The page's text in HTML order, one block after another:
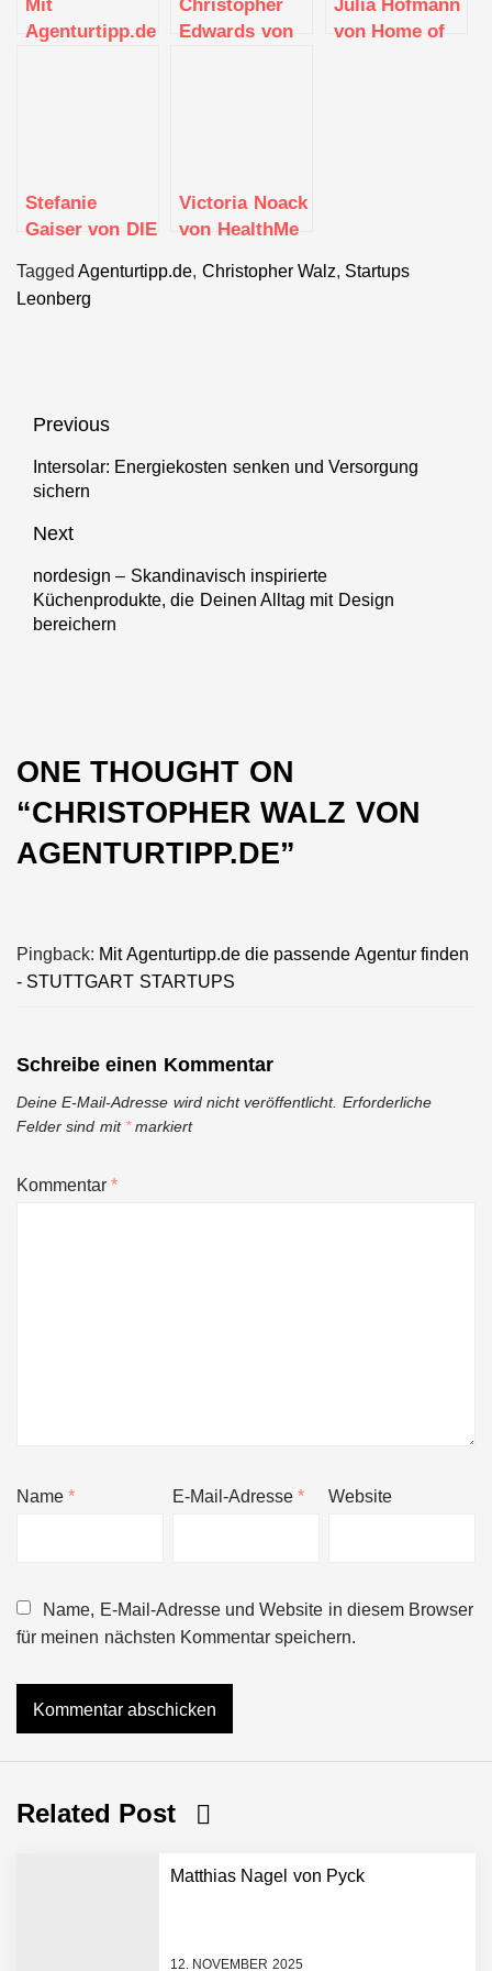
Agenturtipp.de
Edwards von
von Home of
Stefanie
Gaiser von DIE
Victoria Noack
von HealthMe
TaggedAgenturtipp.de, Christopher Walz, Startups
Leonberg
Beitragsnavigation
Previous
Previous
post:
Intersolar: Energiekosten senken und Versorgung
sichern
Next
Next
post:
nordesign – Skandinavisch inspirierte
Küchenprodukte, die Deinen Alltag mit Design
bereichern
ONE THOUGHT ON
“CHRISTOPHER WALZ VON
AGENTURTIPP.DE”
Pingback: Mit Agenturtipp.de die passende Agentur finden
- STUTTGART STARTUPS
Schreibe einen Kommentar
Deine E-Mail-Adresse wird nicht veröffentlicht. Erforderliche
Felder sind mit *markiert
Kommentar*
Name* E-Mail-Adresse* Website
Name, E-Mail-Adresse und Website in diesem Browser
für meinen nächsten Kommentar speichern.
Related Post
Matthias Nagel von Pyck
12. NOVEMBER 2025